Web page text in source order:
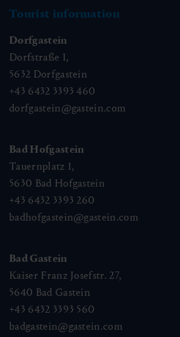
Tourist information
Dorfgastein
Dorfstraße 1,
5632 Dorfgastein
+43 6432 3393 460
dorfgastein@gastein.com
Bad Hofgastein
Tauernplatz 1,
5630 Bad Hofgastein
+43 6432 3393 260
badhofgastein@gastein.com
Bad Gastein
Kaiser Franz Josefstr. 27,
5640 Bad Gastein
+43 6432 3393 560
badgastein@gastein.com